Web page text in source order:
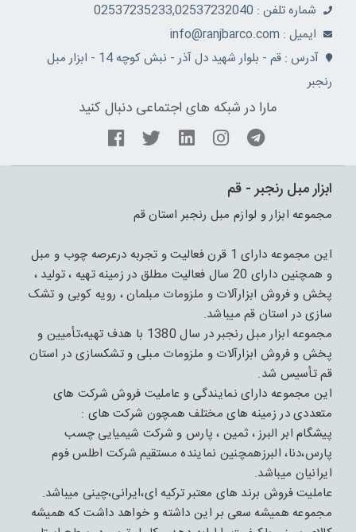
شماره تلفن : 02537235233,02537232040
ايميل : info@ranjbarco.com
آدرس : قم - بلوار شهید دل آذر - نبش کوچه 14 - ابزار مبل
رنجبر
مارا در شبکه های اجتماعی دنبال کنید
ابزار مبل رنجبر - قم
مجموعه ابزار و لوازم مبل رنجبر استان قم
این مجموعه دارای 1 قرن فعالیت و تجربه درعرصه چوب و مبل
و همچنین دارای 20 سال فعالیت مطلق در زمینه تهیه ، تولید ،
پخش و فروش ابزارآلات و ملزومات مبلمان ، رویه کوبی و تشک
سازی در استان قم میباشد.
مجموعه ابزار مبل رنجبر در سال 1380 با هدف تهیه،تأمیین و
پخش و فروش ابزارآلات و ملزومات مبلی و تشکسازی در استان
قم تأسیس شد.
این مجموعه دارای نمایندگی و عاملیت فروش شرکت های
متعددی در زمینه های مختلف همچون شرکت های :
پیشگام ابر البرز ، ثمین ، پارس و شرکت شیمیایی چسب
پارس،دنا، البرزهمچنین نماینده مستقیم شرکت اطلس فوم
ایرانیان میباشد.
عاملیت فروش برند های معتبر ترکیه ای،ایرانی،چینی میباشد.
مجموعه همیشه سعی بر این داشته و خواهد داشت که همیشه